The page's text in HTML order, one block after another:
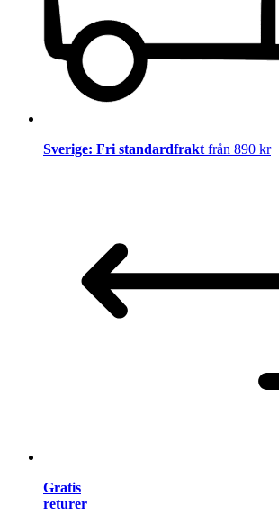
Sverige: Fri standardfrakt från 890 kr
Gratis
returer